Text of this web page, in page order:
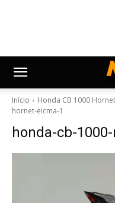
Início Honda CB 1000
hornet-eicma-1
honda-cb-